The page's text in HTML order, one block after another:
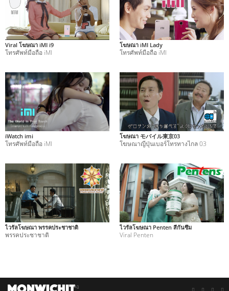
Viral โฆษณา iMI i9
โทรศัพท์มือถือ iMI
โฆษณา iMI Lady
โทรศัพท์มือถือ iMI
iWatch imi
โทรศัพท์มือถือ iMI
โฆษณา モバイル東京03
โฆษณาญีปุ่นเบอร์โทรทางไกล 03
ไวรัลโฆษณา พรรคประชาชาติ
พรรคประชาชาติ
ไวรัลโฆษณา Penten สีกันซึม
Viral Penten